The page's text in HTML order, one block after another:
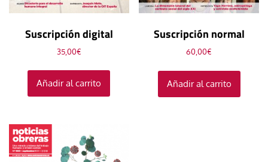
Suscripción digital
35,00€
Añadir al carrito
Suscripción normal
60,00€
Añadir al carrito